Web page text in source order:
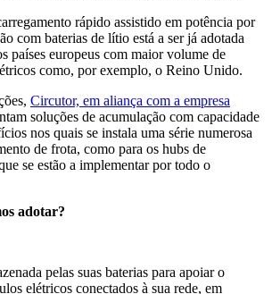
rápido assistido em potência por
com baterias de lítio está a ser já adotada
países europeus com maior volume de
como, por exemplo, o Reino Unido.
Circutor, em aliança com a empresa
soluções de acumulação com capacidade
nos quais se instala uma série numerosa
de frota, como para os hubs de
se estão a implementar por todo o
adotar?
pelas suas baterias para apoiar o
elétricos conectados à sua rede, em